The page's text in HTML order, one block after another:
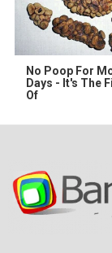
No Poop For
Days - It's The
Of